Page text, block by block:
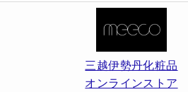
三越伊勢丹化粧品
オンラインストア